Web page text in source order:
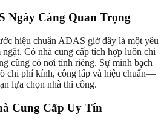
Ngày Càng Quan Trọng
hiệu chuẩn ADAS giờ đây là một yêu
Có nhà cung cấp tích hợp luôn chi
cũng có nơi tính riêng. Sự minh bạch
chi phí kính, công lắp và hiệu chuẩn—
lựa chọn nhà thi công.
Cung Cấp Uy Tín